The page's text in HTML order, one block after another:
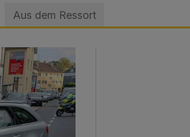
Aus dem Ressort